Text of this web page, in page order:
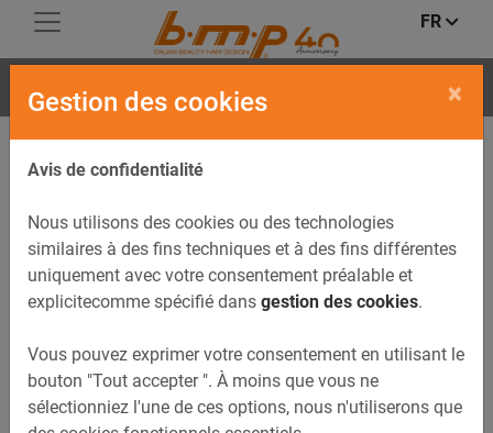
FR
ONDA
Gestion des cookies ×
Avis de confidentialité
Nous utilisons des cookies ou des technologies
similaires à des fins techniques et à des fins différentes
uniquement avec votre consentement préalable et
explicitecomme spécifié dans gestion des cookies.
Vous pouvez exprimer votre consentement en utilisant le
bouton "Tout accepter ". À moins que vous ne
sélectionniez l'une de ces options, nous n'utiliserons que